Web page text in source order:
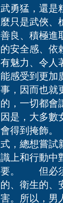
武勇猛，還是
麼只是武俠、
善良、積極進
的安全感、依
有魅力、令
能感受到更加
事，因而也就
的，一切都會
因是，大多數
會得到掩飾
式，總想嘗試
識上和行動中
要。 但必須
的、衛生的、
害。所以，男